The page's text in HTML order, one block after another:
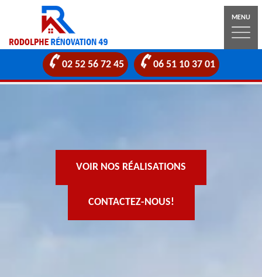
MENU
02 52 56 72 45 06 51 10 37 01
VOIR NOS RÉALISATIONS
CONTACTEZ-NOUS!